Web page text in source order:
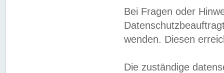
Bei Fragen oder
wenden. Diesen
Die zuständige